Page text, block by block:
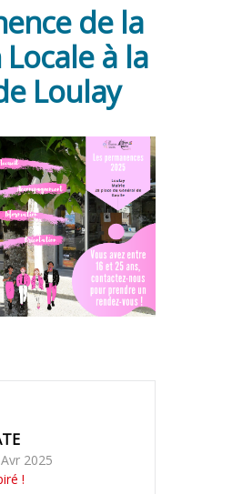
de la
à la
Loulay
2025
!